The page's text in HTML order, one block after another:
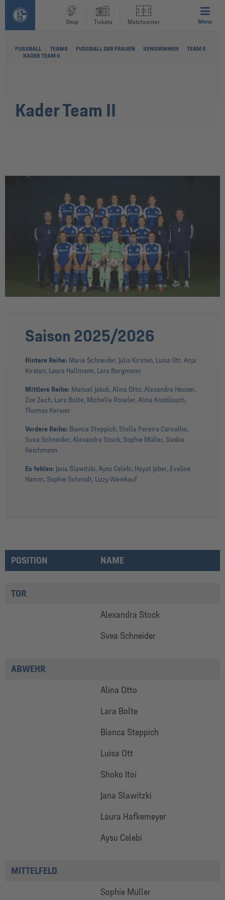
Shop Tickets Matchcenter Menu
FUSSBALL TEAMS FUSSBALL DER FRAUEN SENIORINNEN
TEAM II
KADER TEAM II
Kader Team II
Saison 2025/2026
Hintere Reihe: Marie Schneider, Julia Kirsten, Luisa Ott, Anja
Kirsten, Laura Hallmann, Lara Borgmann
Mittlere Reihe: Manuel Jakob, Alina Otto, Alexandra Heuser,
Zoe Zech, Lara Bolte, Michelle Röseler, Alina Knoblauch,
Thomas Kerwer
Vordere Reihe: Bianca Steppich, Stella Pereira Carvalho,
Svea Schneider, Alexandra Stock, Sophie Müller, Saskia
Reichmann
Es fehlen: Jana Slawitzki, Aysu Celebi, Hayat Jaber, Eveline
Hamm, Sophie Schmidt, Lizzy Weinkauf
POSITION NAME
TOR
Alexandra Stock
Svea Schneider
ABWEHR
Alina Otto
Lara Bolte
Bianca Steppich
Luisa Ott
Shoko Itoi
Jana Slawitzki
Laura Hafkemeyer
Aysu Celebi
MITTELFELD
Sophie Müller